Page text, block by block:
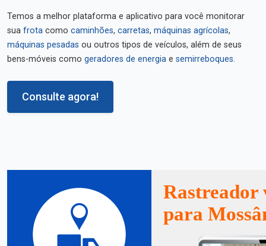
Temos a melhor plataforma e aplicativo para você monitorar
sua frota como caminhões, carretas, máquinas agrícolas,
máquinas pesadas ou outros tipos de veículos, além de seus
bens-móveis como geradores de energia e semirreboques.
Consulte agora!
Rastreador
para